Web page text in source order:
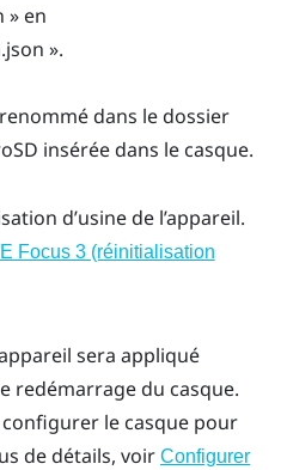
» en
».
dans le dossier
insérée dans le casque.
d’usine de l’appareil.
Focus 3 (réinitialisation
sera appliqué
redémarrage du casque.
le casque pour
de détails, voir Configurer